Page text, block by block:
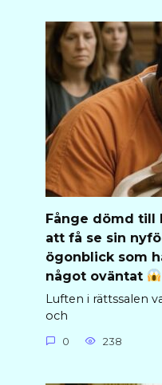
Fånge dömd till
att få se sin
ögonblick som
något oväntat
Luften i rättssalen
och
0 238